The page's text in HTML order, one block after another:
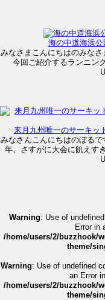
海の中道海浜公
みなさまこんにちはのみなさ
今回ご紹介するランニン
来月九州唯一のサーキッ
みなさんこんにちはのぼる
年、さすがに大会に飢えす
Warning: Use of
Error in
/home/users/2/buzzhook/
theme/
Warning: Use of undefined
an Error
/home/users/2/buzzhook/
theme/